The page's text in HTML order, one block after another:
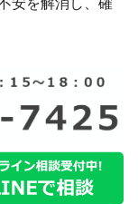
安を解消し、確